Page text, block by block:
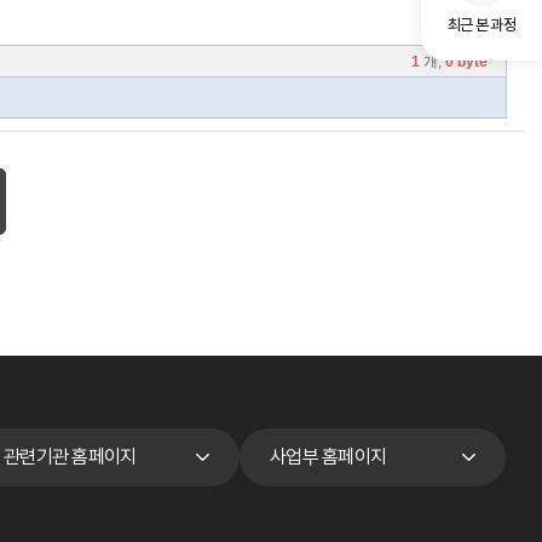
최근 본 과정
관련기관 홈페이지 사업부 홈페이지